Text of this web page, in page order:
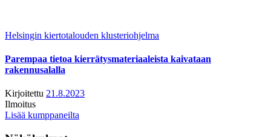
Helsingin kiertotalouden klusteriohjelma
Parempaa tietoa kierrätysmateriaaleista kaivataan
rakennusalalla
Kirjoitettu 21.8.2023
Ilmoitus
Lisää kumppaneilta